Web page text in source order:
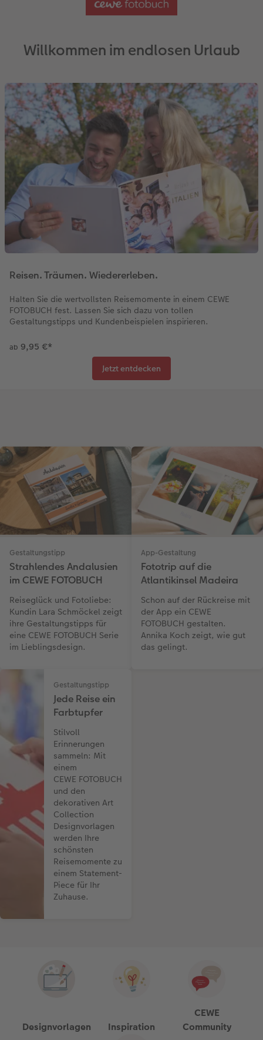
Willkommen im endlosen Urlaub
Reisen. Träumen. Wiedererleben.
Halten Sie die wertvollsten Reisemomente in einem CEWE
FOTOBUCH fest. Lassen Sie sich dazu von tollen
Gestaltungstipps und Kundenbeispielen inspirieren.
ab 9,95 €*
Jetzt entdecken
Gestaltungstipp
Strahlendes Andalusien
im CEWE FOTOBUCH
Reiseglück und Fotoliebe:
Kundin Lara Schmöckel zeigt
ihre Gestaltungstipps für
eine CEWE FOTOBUCH Serie
im Lieblingsdesign.
App-Gestaltung
Fototrip auf die
Atlantikinsel Madeira
Schon auf der Rückreise mit
der App ein CEWE
FOTOBUCH gestalten.
Annika Koch zeigt, wie gut
das gelingt.
Gestaltungstipp
Jede Reise ein
Farbtupfer
Stilvoll
Erinnerungen
sammeln: Mit
einem
CEWE FOTOBUCH
und den
dekorativen Art
Collection
Designvorlagen
werden Ihre
schönsten
Reisemomente zu
einem Statement-
Piece für Ihr
Zuhause.
Designvorlagen Inspiration
CEWE
Community